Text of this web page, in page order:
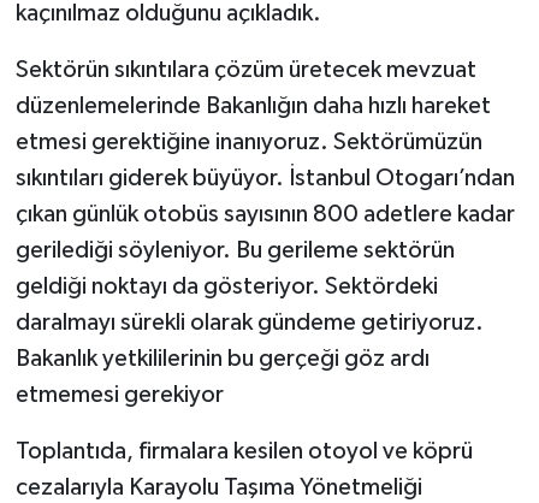
kaçınılmaz olduğunu açıkladık.
Sektörün sıkıntılara çözüm üretecek mevzuat
düzenlemelerinde Bakanlığın daha hızlı hareket
etmesi gerektiğine inanıyoruz. Sektörümüzün
sıkıntıları giderek büyüyor. İstanbul Otogarı’ndan
çıkan günlük otobüs sayısının 800 adetlere kadar
gerilediği söyleniyor. Bu gerileme sektörün
geldiği noktayı da gösteriyor. Sektördeki
daralmayı sürekli olarak gündeme getiriyoruz.
Bakanlık yetkililerinin bu gerçeği göz ardı
etmemesi gerekiyor
Toplantıda, firmalara kesilen otoyol ve köprü
cezalarıyla Karayolu Taşıma Yönetmeliği